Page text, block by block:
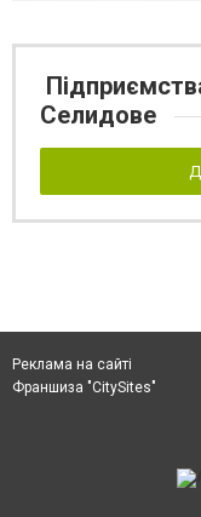
Селидове
Реклама на сайті
Франшиза "CitySites"